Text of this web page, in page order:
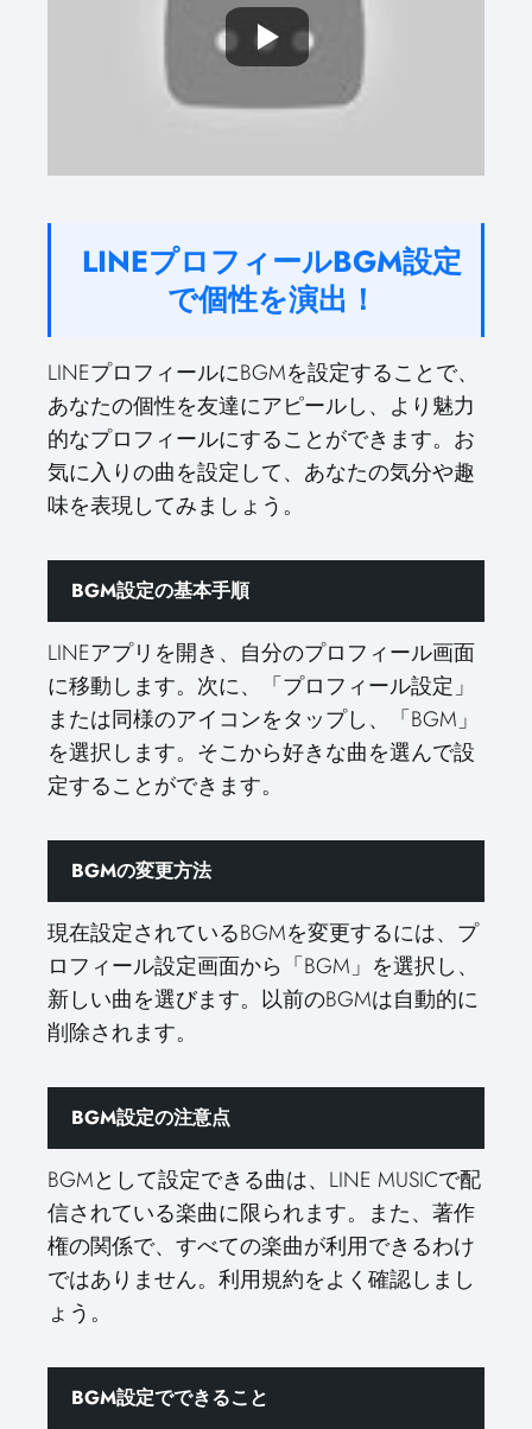
LINEプロフィールBGM設定
で個性を演出！
LINEプロフィールにBGMを設定することで、
あなたの個性を友達にアピールし、より魅力
的なプロフィールにすることができます。お
気に入りの曲を設定して、あなたの気分や趣
味を表現してみましょう。
BGM設定の基本手順
LINEアプリを開き、自分のプロフィール画面
に移動します。次に、「プロフィール設定」
または同様のアイコンをタップし、「BGM」
を選択します。そこから好きな曲を選んで設
定することができます。
BGMの変更方法
現在設定されているBGMを変更するには、プ
ロフィール設定画面から「BGM」を選択し、
新しい曲を選びます。以前のBGMは自動的に
削除されます。
BGM設定の注意点
BGMとして設定できる曲は、LINE MUSICで配
信されている楽曲に限られます。また、著作
権の関係で、すべての楽曲が利用できるわけ
ではありません。利用規約をよく確認しまし
ょう。
BGM設定でできること